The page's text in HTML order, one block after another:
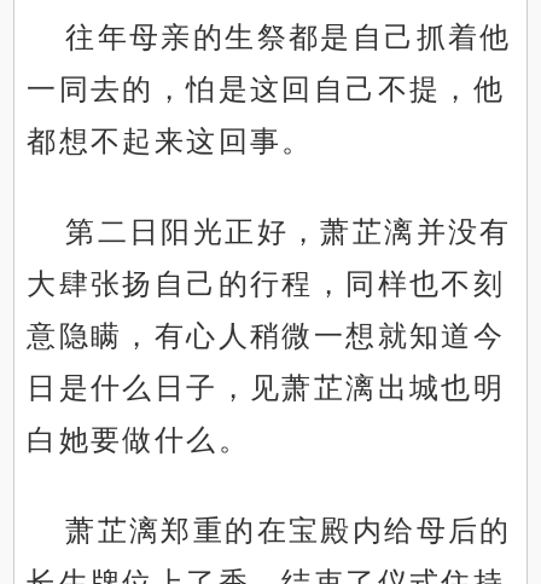
往年母亲的生祭都是自己抓着他
一同去的，怕是这回自己不提，他
都想不起来这回事。
第二日阳光正好，萧芷漓并没有
大肆张扬自己的行程，同样也不刻
意隐瞒，有心人稍微一想就知道今
日是什么日子，见萧芷漓出城也明
白她要做什么。
萧芷漓郑重的在宝殿内给母后的